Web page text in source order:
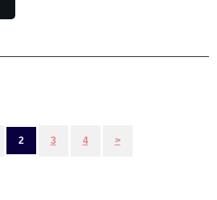
2 3 4 >